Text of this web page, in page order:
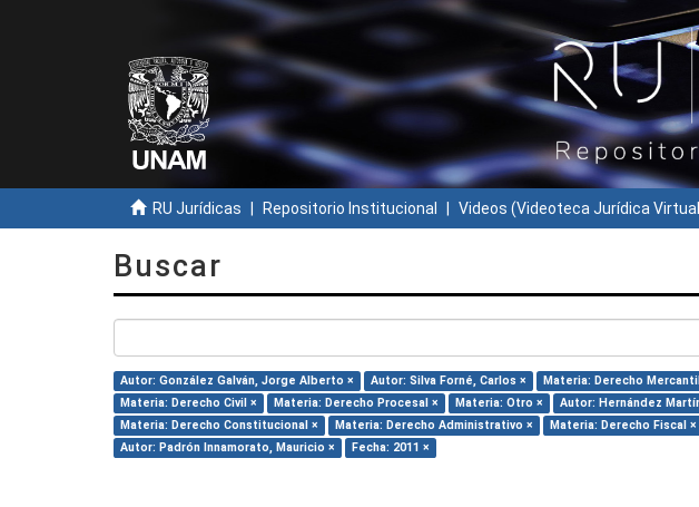
RU Jurídicas Repositorio Institucional Videos (Videoteca Jurídica
Buscar
Autor: González Galván, Jorge Alberto × Autor: Silva Forné, Carlos × Materia: Derecho
Materia: Derecho Civil ×
Materia: Derecho Procesal × Materia: Otro × Autor: Hernández
Materia: Derecho Constitucional ×
Materia: Derecho Administrativo × Materia: Derecho Fiscal ×
Autor: Padrón Innamorato, Mauricio ×
Fecha: 2011 ×